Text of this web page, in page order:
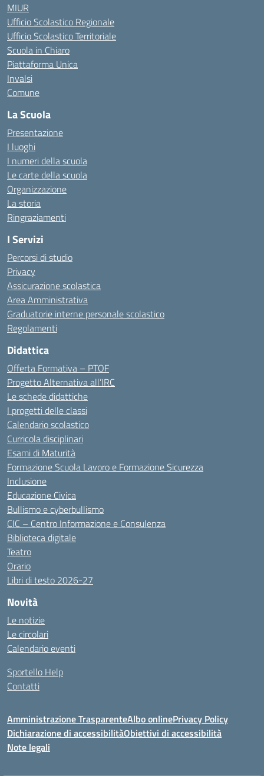
MIUR
Ufficio Scolastico Regionale
Ufficio Scolastico Territoriale
Scuola in Chiaro
Piattaforma Unica
Invalsi
Comune
La Scuola
Presentazione
I luoghi
I numeri della scuola
Le carte della scuola
Organizzazione
La storia
Ringraziamenti
I Servizi
Percorsi di studio
Privacy
Assicurazione scolastica
Area Amministrativa
Graduatorie interne personale scolastico
Regolamenti
Didattica
Offerta Formativa – PTOF
Progetto Alternativa all’IRC
Le schede didattiche
I progetti delle classi
Calendario scolastico
Curricola disciplinari
Esami di Maturità
Formazione Scuola Lavoro e Formazione Sicurezza
Inclusione
Educazione Civica
Bullismo e cyberbullismo
CIC – Centro Informazione e Consulenza
Biblioteca digitale
Teatro
Orario
Libri di testo 2026-27
Novità
Le notizie
Le circolari
Calendario eventi
Sportello Help
Contatti
Amministrazione TrasparenteAlbo onlinePrivacy Policy
Dichiarazione di accessibilitàObiettivi di accessibilità
Note legali